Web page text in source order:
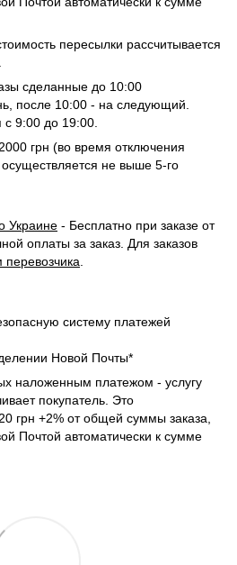
пересылки рассчитывается
сделанные до 10:00
после 10:00 - на следующий.
с 9:00 до 19:00.
грн (во время отключения
осуществляется не выше 5-го
Украине - Бесплатно при заказе от
оплаты за заказ. Для заказов
систему платежей
Новой Почты*
наложенным платежом - услугу
покупатель. Это
грн +2% от общей суммы заказа,
Почтой автоматически к сумме